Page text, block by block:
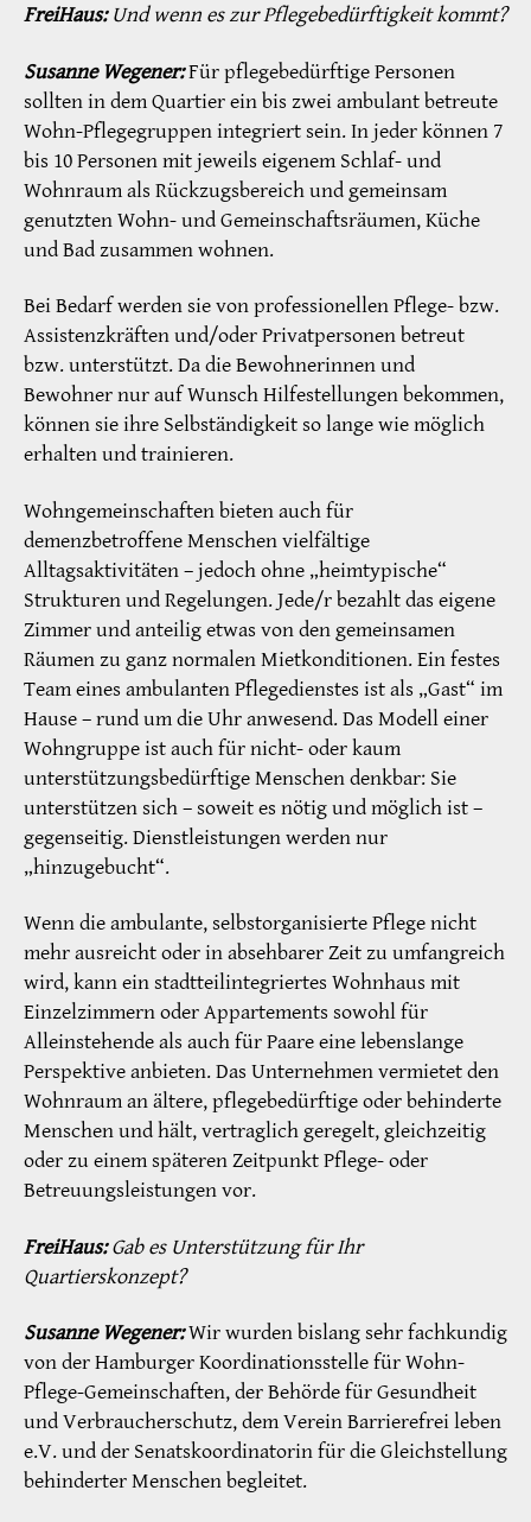
FreiHaus:Und wenn es zur Pflegebedürftigkeit kommt?
Susanne Wegener:Für pflegebedürftige Personen
sollten in dem Quartier ein bis zwei ambulant betreute
Wohn-Pflegegruppen integriert sein. In jeder können 7
bis 10 Personen mit jeweils eigenem Schlaf- und
Wohnraum als Rückzugsbereich und gemeinsam
genutzten Wohn- und Gemeinschaftsräumen, Küche
und Bad zusammen wohnen.
Bei Bedarf werden sie von professionellen Pflege- bzw.
Assistenzkräften und/oder Privatpersonen betreut
bzw. unterstützt. Da die Bewohnerinnen und
Bewohner nur auf Wunsch Hilfestellungen bekommen,
können sie ihre Selbständigkeit so lange wie möglich
erhalten und trainieren.
Wohngemeinschaften bieten auch für
demenzbetroffene Menschen vielfältige
Alltagsaktivitäten – jedoch ohne „heimtypische“
Strukturen und Regelungen. Jede/r bezahlt das eigene
Zimmer und anteilig etwas von den gemeinsamen
Räumen zu ganz normalen Mietkonditionen. Ein festes
Team eines ambulanten Pflegedienstes ist als „Gast“ im
Hause – rund um die Uhr anwesend. Das Modell einer
Wohngruppe ist auch für nicht- oder kaum
unterstützungsbedürftige Menschen denkbar: Sie
unterstützen sich – soweit es nötig und möglich ist –
gegenseitig. Dienstleistungen werden nur
„hinzugebucht“.
Wenn die ambulante, selbstorganisierte Pflege nicht
mehr ausreicht oder in absehbarer Zeit zu umfangreich
wird, kann ein stadtteilintegriertes Wohnhaus mit
Einzelzimmern oder Appartements sowohl für
Alleinstehende als auch für Paare eine lebenslange
Perspektive anbieten. Das Unternehmen vermietet den
Wohnraum an ältere, pflegebedürftige oder behinderte
Menschen und hält, vertraglich geregelt, gleichzeitig
oder zu einem späteren Zeitpunkt Pflege- oder
Betreuungsleistungen vor.
FreiHaus:Gab es Unterstützung für Ihr
Quartierskonzept?
Susanne Wegener:Wir wurden bislang sehr fachkundig
von der Hamburger Koordinationsstelle für Wohn-
Pflege-Gemeinschaften, der Behörde für Gesundheit
und Verbraucherschutz, dem Verein Barrierefrei leben
e.V. und der Senatskoordinatorin für die Gleichstellung
behinderter Menschen begleitet.